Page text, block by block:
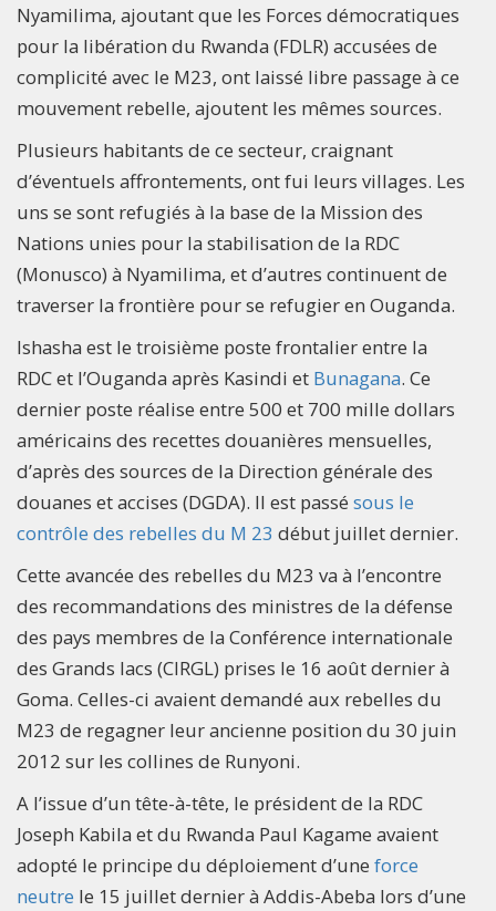
Nyamilima, ajoutant que les Forces démocratiques
pour la libération du Rwanda (FDLR) accusées de
complicité avec le M23, ont laissé libre passage à ce
mouvement rebelle, ajoutent les mêmes sources.
Plusieurs habitants de ce secteur, craignant
d’éventuels affrontements, ont fui leurs villages. Les
uns se sont refugiés à la base de la Mission des
Nations unies pour la stabilisation de la RDC
(Monusco) à Nyamilima, et d’autres continuent de
traverser la frontière pour se refugier en Ouganda.
Ishasha est le troisième poste frontalier entre la
RDC et l’Ouganda après Kasindi et Bunagana. Ce
dernier poste réalise entre 500 et 700 mille dollars
américains des recettes douanières mensuelles,
d’après des sources de la Direction générale des
douanes et accises (DGDA). Il est passé sous le
contrôle des rebelles du M 23 début juillet dernier.
Cette avancée des rebelles du M23 va à l’encontre
des recommandations des ministres de la défense
des pays membres de la Conférence internationale
des Grands lacs (CIRGL) prises le 16 août dernier à
Goma. Celles-ci avaient demandé aux rebelles du
M23 de regagner leur ancienne position du 30 juin
2012 sur les collines de Runyoni.
A l’issue d’un tête-à-tête, le président de la RDC
Joseph Kabila et du Rwanda Paul Kagame avaient
adopté le principe du déploiement d’une force
neutre le 15 juillet dernier à Addis-Abeba lors d’une